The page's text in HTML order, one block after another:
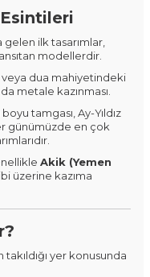
ilk tasarımlar,
modellerdir.
veya dua mahiyetindeki
metale kazınması.
boyu tamgası, Ay-Yıldız
günümüzde en çok
Akik (Yemen
üzerine kazıma
yer konusunda